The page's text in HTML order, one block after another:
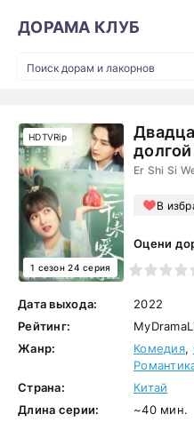
ДОРАМА КЛУБ
Er Shi Si
В
HDTVRip
1 сезон 24 серия
Оцени
1
2 3 4 5 6 7 8 9 10
Дата выхода:
2022
Рейтинг:
Жанр:
Комедия,
Страна:
Китай
Длина серии:
~40 мин.